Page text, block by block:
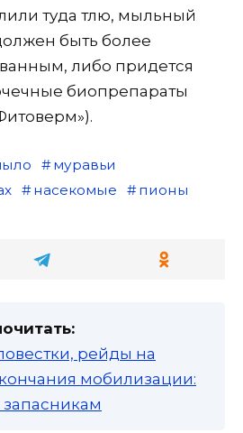
туда тлю, мыльный
быть более
либо придется
биопрепараты
муравьи
насекомые
пионы
рейды на
мобилизации:
запасникам